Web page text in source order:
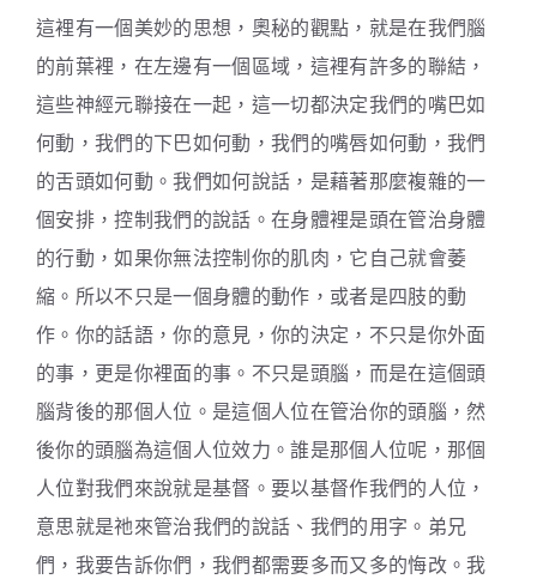
這裡有一個美妙的思想，奧秘的觀點，就是在我們腦
的前葉裡，在左邊有一個區域，這裡有許多的聯結，
這些神經元聯接在一起，這一切都決定我們的嘴巴如
何動，我們的下巴如何動，我們的嘴唇如何動，我們
的舌頭如何動。我們如何說話，是藉著那麼複雜的一
個安排，控制我們的說話。在身體裡是頭在管治身體
的行動，如果你無法控制你的肌肉，它自己就會萎
縮。所以不只是一個身體的動作，或者是四肢的動
作。你的話語，你的意見，你的決定，不只是你外面
的事，更是你裡面的事。不只是頭腦，而是在這個頭
腦背後的那個人位。是這個人位在管治你的頭腦，然
後你的頭腦為這個人位效力。誰是那個人位呢，那個
人位對我們來說就是基督。要以基督作我們的人位，
意思就是祂來管治我們的說話、我們的用字。弟兄
們，我要告訴你們，我們都需要多而又多的悔改。我